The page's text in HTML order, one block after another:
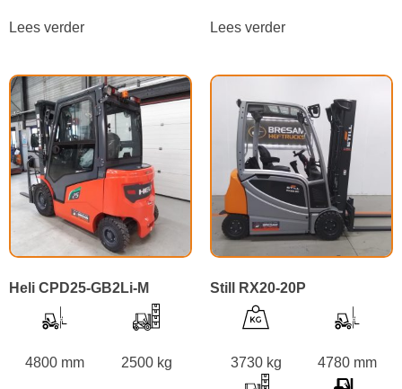
Lees verder Lees verder
Heli CPD25-GB2Li-M
4800 mm 2500 kg
Still RX20-20P
3730 kg 4780 mm